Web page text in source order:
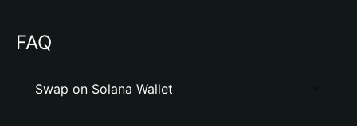
FAQ
Swap on Solana Wallet